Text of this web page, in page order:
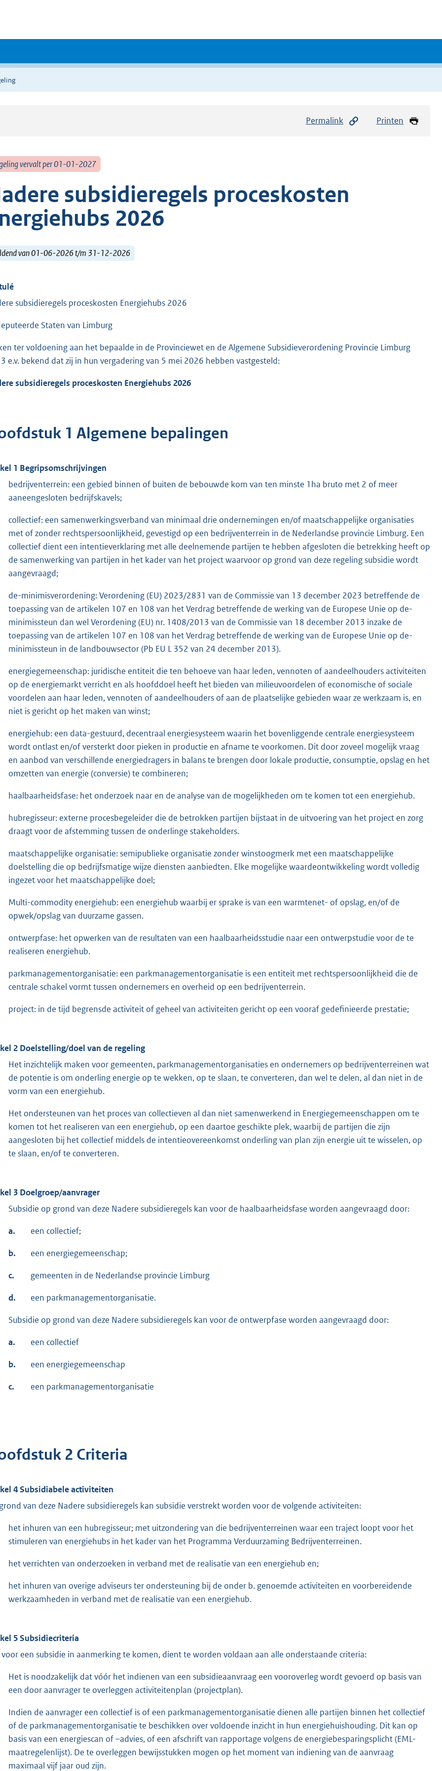
Permalink Printen
vervalt per 01-01-2027
subsidieregels proceskosten
2026
van 01-06-2026 t/m 31-12-2026
subsidieregels proceskosten Energiehubs 2026
Staten van Limburg
ter voldoening aan het bepaalde in de Provinciewet en de Algemene Subsidieverordening Provincie Limburg
e.v. bekend dat zij in hun vergadering van 5 mei 2026 hebben vastgesteld:
subsidieregels proceskosten Energiehubs 2026
1 Algemene bepalingen
1 Begripsomschrijvingen
bedrijventerrein: een gebied binnen of buiten de bebouwde kom van ten minste 1ha bruto met 2 of meer
aaneengesloten bedrijfskavels;
collectief: een samenwerkingsverband van minimaal drie ondernemingen en/of maatschappelijke organisaties
met of zonder rechtspersoonlijkheid, gevestigd op een bedrijventerrein in de Nederlandse provincie Limburg. Een
collectief dient een intentieverklaring met alle deelnemende partijen te hebben afgesloten die betrekking heeft op
de samenwerking van partijen in het kader van het project waarvoor op grond van deze regeling subsidie wordt
aangevraagd;
de-minimisverordening: Verordening (EU) 2023/2831 van de Commissie van 13 december 2023 betreffende de
toepassing van de artikelen 107 en 108 van het Verdrag betreffende de werking van de Europese Unie op de-
minimissteun dan wel Verordening (EU) nr. 1408/2013 van de Commissie van 18 december 2013 inzake de
toepassing van de artikelen 107 en 108 van het Verdrag betreffende de werking van de Europese Unie op de-
minimissteun in de landbouwsector (Pb EU L 352 van 24 december 2013).
energiegemeenschap: juridische entiteit die ten behoeve van haar leden, vennoten of aandeelhouders activiteiten
op de energiemarkt verricht en als hoofddoel heeft het bieden van milieuvoordelen of economische of sociale
voordelen aan haar leden, vennoten of aandeelhouders of aan de plaatselijke gebieden waar ze werkzaam is, en
niet is gericht op het maken van winst;
energiehub: een data-gestuurd, decentraal energiesysteem waarin het bovenliggende centrale energiesysteem
wordt ontlast en/of versterkt door pieken in productie en afname te voorkomen. Dit door zoveel mogelijk vraag
en aanbod van verschillende energiedragers in balans te brengen door lokale productie, consumptie, opslag en het
omzetten van energie (conversie) te combineren;
haalbaarheidsfase: het onderzoek naar en de analyse van de mogelijkheden om te komen tot een energiehub.
hubregisseur: externe procesbegeleider die de betrokken partijen bijstaat in de uitvoering van het project en zorg
draagt voor de afstemming tussen de onderlinge stakeholders.
maatschappelijke organisatie: semipublieke organisatie zonder winstoogmerk met een maatschappelijke
doelstelling die op bedrijfsmatige wijze diensten aanbiedten. Elke mogelijke waardeontwikkeling wordt volledig
ingezet voor het maatschappelijke doel;
Multi-commodity energiehub: een energiehub waarbij er sprake is van een warmtenet- of opslag, en/of de
opwek/opslag van duurzame gassen.
ontwerpfase: het opwerken van de resultaten van een haalbaarheidsstudie naar een ontwerpstudie voor de te
realiseren energiehub.
parkmanagementorganisatie: een parkmanagementorganisatie is een entiteit met rechtspersoonlijkheid die de
centrale schakel vormt tussen ondernemers en overheid op een bedrijventerrein.
project: in de tijd begrensde activiteit of geheel van activiteiten gericht op een vooraf gedefinieerde prestatie;
2 Doelstelling/doel van de regeling
Het inzichtelijk maken voor gemeenten, parkmanagementorganisaties en ondernemers op bedrijventerreinen wat
de potentie is om onderling energie op te wekken, op te slaan, te converteren, dan wel te delen, al dan niet in de
vorm van een energiehub.
Het ondersteunen van het proces van collectieven al dan niet samenwerkend in Energiegemeenschappen om te
komen tot het realiseren van een energiehub, op een daartoe geschikte plek, waarbij de partijen die zijn
aangesloten bij het collectief middels de intentieovereenkomst onderling van plan zijn energie uit te wisselen, op
te slaan, en/of te converteren.
3 Doelgroep/aanvrager
Subsidie op grond van deze Nadere subsidieregels kan voor de haalbaarheidsfase worden aangevraagd door:
a. een collectief;
b. een energiegemeenschap;
c. gemeenten in de Nederlandse provincie Limburg
d. een parkmanagementorganisatie.
Subsidie op grond van deze Nadere subsidieregels kan voor de ontwerpfase worden aangevraagd door:
a. een collectief
b. een energiegemeenschap
c. een parkmanagementorganisatie
2 Criteria
4 Subsidiabele activiteiten
van deze Nadere subsidieregels kan subsidie verstrekt worden voor de volgende activiteiten:
het inhuren van een hubregisseur; met uitzondering van die bedrijventerreinen waar een traject loopt voor het
stimuleren van energiehubs in het kader van het Programma Verduurzaming Bedrijventerreinen.
het verrichten van onderzoeken in verband met de realisatie van een energiehub en;
het inhuren van overige adviseurs ter ondersteuning bij de onder b. genoemde activiteiten en voorbereidende
werkzaamheden in verband met de realisatie van een energiehub.
5 Subsidiecriteria
voor een subsidie in aanmerking te komen, dient te worden voldaan aan alle onderstaande criteria:
Het is noodzakelijk dat vóór het indienen van een subsidieaanvraag een vooroverleg wordt gevoerd op basis van
een door aanvrager te overleggen activiteitenplan (projectplan).
Indien de aanvrager een collectief is of een parkmanagementorganisatie dienen alle partijen binnen het collectief
of de parkmanagementorganisatie te beschikken over voldoende inzicht in hun energiehuishouding. Dit kan op
basis van een energiescan of –advies, of een afschrift van rapportage volgens de energiebesparingsplicht (EML-
maatregelenlijst). De te overleggen bewijsstukken mogen op het moment van indiening van de aanvraag
maximaal vijf jaar oud zijn.